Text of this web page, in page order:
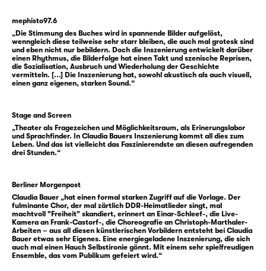
Und schließlich gegeneinander. Denn was
bleibt einem, wenn die Freundin eine
gläubige Kommunistin ist und die Kumpels
aus dem Freibad zu Neonazis werden?
Peter Richter beschreibt die chaotischen
viele Grundlagen für die gegenwärtigen
Stimmungen und Verwerfungen der
deutschen Gesellschaft liegen.
Beitritt war vielleicht nicht nur das beste Jahr
der DDR, sondern auch das folgenreichste
der Bundesrepublik. Es ist der Nullpunkt, von
dem aus man sich noch einmal anschauen
kann, wie alles Mögliche auch hätte anders
laufen können. Es ist das Jahr, in dem ein
mephisto97.6
„Die Stimmung des Buches wird in spannende Bilder aufgelöst,
wenngleich diese teilweise sehr starr bleiben, die auch mal grotesk sind
und eben nicht nur bebildern. Doch die Inszenierung entwickelt darüber
einen Rhythmus, die Bilderfolge hat einen Takt und szenische Reprisen,
die Sozialisation, Ausbruch und Wiederholung der Geschichte
vermitteln. [...] Die Inszenierung hat, sowohl akustisch als auch visuell,
einen ganz eigenen, starken Sound.“
Stage and Screen
„Theater als Fragezeichen und Möglichkeitsraum, als Erinerungslabor
und Sprachfinder. In Claudia Bauers Inszenierung kommt all dies zum
Leben. Und das ist vielleicht das Faszinierendste an diesen aufregenden
drei Stunden.“
Berliner Morgenpost
Claudia Bauer „hat einen formal starken Zugriff auf die Vorlage. Der
fulminante Chor, der mal zärtlich DDR-Heimatlieder singt, mal
machtvoll "Freiheit" skandiert, erinnert an Einar-Schleef-, die Live-
Kamera an Frank-Castorf-, die Choreografie an Christoph-Marthaler-
Arbeiten – aus all diesen künstlerischen Vorbildern entsteht bei Claudia
Bauer etwas sehr Eigenes. Eine energiegeladene Inszenierung, die sich
auch mal einen Hauch Selbstironie gönnt. Mit einem sehr spielfreudigen
Ensemble, das vom Publikum gefeiert wird.“